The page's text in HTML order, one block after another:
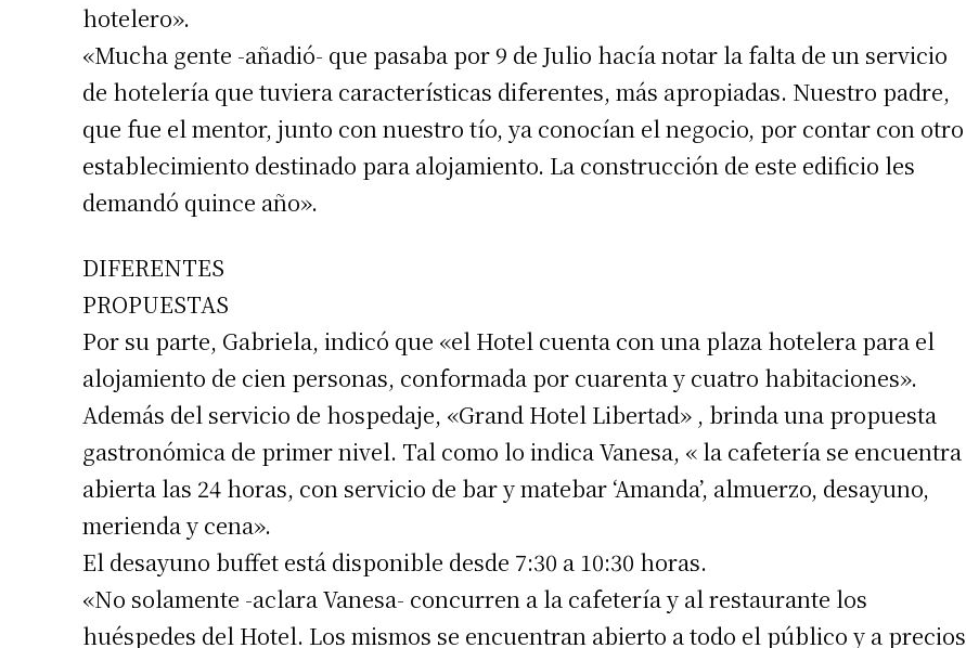
hotelero».
«Mucha gente -añadió- que pasaba por 9 de Julio hacía notar la falta de un servicio
de hotelería que tuviera características diferentes, más apropiadas. Nuestro padre,
que fue el mentor, junto con nuestro tío, ya conocían el negocio, por contar con otro
establecimiento destinado para alojamiento. La construcción de este edificio les
demandó quince año».
DIFERENTES
PROPUESTAS
Por su parte, Gabriela, indicó que «el Hotel cuenta con una plaza hotelera para el
alojamiento de cien personas, conformada por cuarenta y cuatro habitaciones».
Además del servicio de hospedaje, «Grand Hotel Libertad» , brinda una propuesta
gastronómica de primer nivel. Tal como lo indica Vanesa, « la cafetería se encuentra
abierta las 24 horas, con servicio de bar y matebar ‘Amanda’, almuerzo, desayuno,
merienda y cena».
El desayuno buffet está disponible desde 7:30 a 10:30 horas.
«No solamente -aclara Vanesa- concurren a la cafetería y al restaurante los
huéspedes del Hotel. Los mismos se encuentran abierto a todo el público y a precios